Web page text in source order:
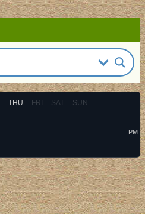
THU FRI SAT SUN
PM